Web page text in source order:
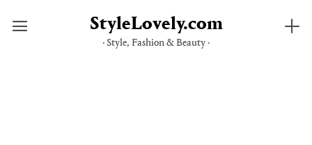
StyleLovely.com
· Style, Fashion & Beauty ·